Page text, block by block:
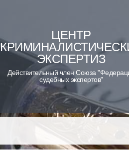
content
ЦЕНТР
ЭКСПЕРТИЗ
Действительный член Союза
судебных экспертов"